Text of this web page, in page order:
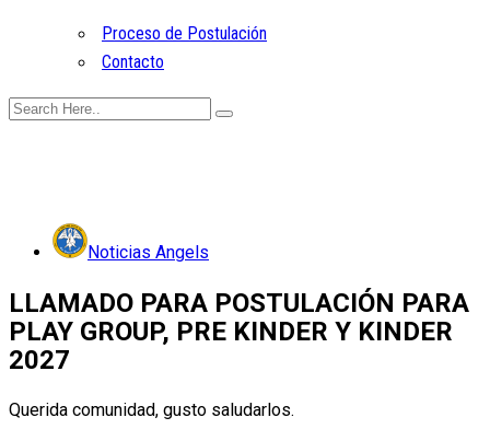
Proceso de Postulación
Contacto
Noticias Angels
LLAMADO PARA POSTULACIÓN PARA
PLAY GROUP, PRE KINDER Y KINDER
2027
Querida comunidad, gusto saludarlos.